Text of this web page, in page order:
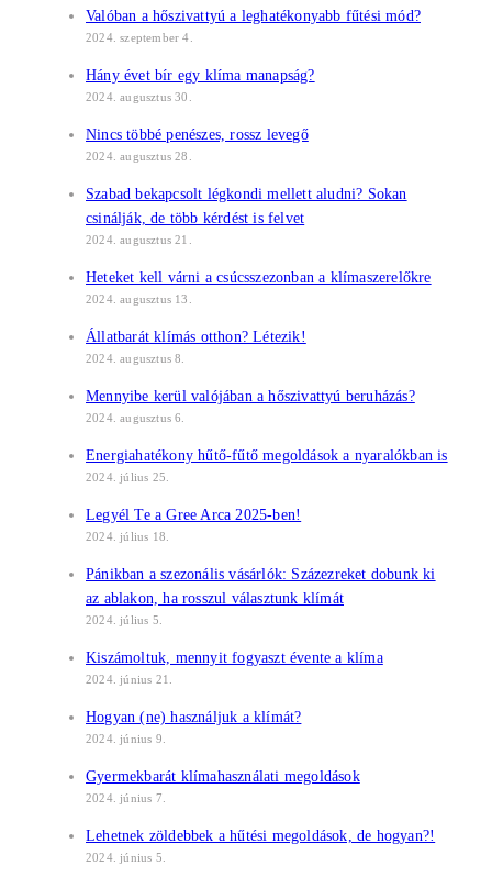
Valóban a hőszivattyú a leghatékonyabb fűtési mód?
2024. szeptember 4.
Hány évet bír egy klíma manapság?
2024. augusztus 30.
Nincs többé penészes, rossz levegő
2024. augusztus 28.
Szabad bekapcsolt légkondi mellett aludni? Sokan
csinálják, de több kérdést is felvet
2024. augusztus 21.
Heteket kell várni a csúcsszezonban a klímaszerelőkre
2024. augusztus 13.
Állatbarát klímás otthon? Létezik!
2024. augusztus 8.
Mennyibe kerül valójában a hőszivattyú beruházás?
2024. augusztus 6.
Energiahatékony hűtő-fűtő megoldások a nyaralókban is
2024. július 25.
Legyél Te a Gree Arca 2025-ben!
2024. július 18.
Pánikban a szezonális vásárlók: Százezreket dobunk ki
az ablakon, ha rosszul választunk klímát
2024. július 5.
Kiszámoltuk, mennyit fogyaszt évente a klíma
2024. június 21.
Hogyan (ne) használjuk a klímát?
2024. június 9.
Gyermekbarát klímahasználati megoldások
2024. június 7.
Lehetnek zöldebbek a hűtési megoldások, de hogyan?!
2024. június 5.